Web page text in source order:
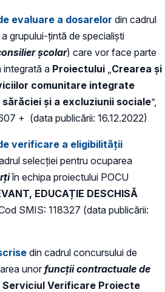
evaluare a dosarelor din cadrul
grupului-țintă de specialiști
școlar) care vor face parte
integrată a Proiectului Crearea și
comunitare integrate
și a excluziunii sociale”,
+ (data publicării: 16.12.2022)
verificare a eligibilității
selecţiei pentru ocuparea
în echipa proiectului POCU
EDUCAȚIE DESCHISĂ
SMIS: 118327 (data publicării:
din cadrul concursului de
unor funcții contractuale de
Serviciul Verificare Proiecte